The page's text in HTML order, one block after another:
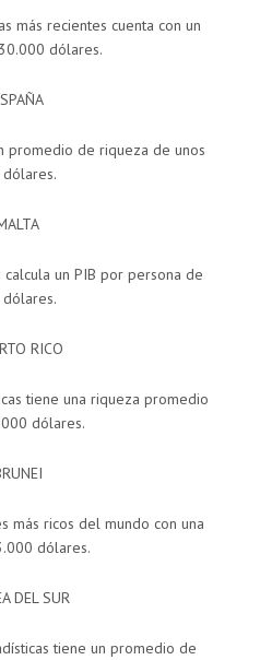
más recientes cuenta con un
dólares.
promedio de riqueza de unos
un PIB por persona de
RICO
tiene una riqueza promedio
dólares.
más ricos del mundo con una
dólares.
DEL SUR
tiene un promedio de